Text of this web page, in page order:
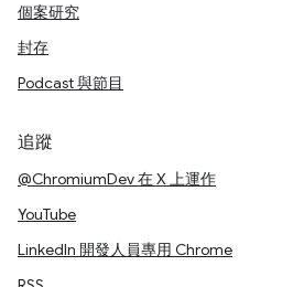
個案研究
封存
Podcast 與節目
追蹤
@ChromiumDev 在 X 上運作
YouTube
LinkedIn 開發人員專用 Chrome